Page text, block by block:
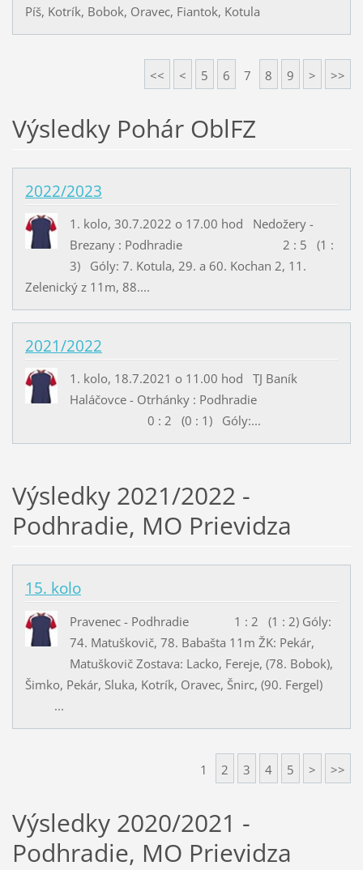
Píš, Kotrík, Bobok, Oravec, Fiantok, Kotula
<< < 5 6 7 8 9 > >>
Výsledky Pohár OblFZ
2022/2023
1. kolo, 30.7.2022 o 17.00 hod Nedožery -
Brezany : Podhradie 2 : 5 (1 :
3) Góly: 7. Kotula, 29. a 60. Kochan 2, 11.
Zelenický z 11m, 88....
2021/2022
1. kolo, 18.7.2021 o 11.00 hod TJ Baník
Haláčovce - Otrhánky : Podhradie
0 : 2 (0 : 1) Góly:...
Výsledky 2021/2022 -
Podhradie, MO Prievidza
15. kolo
Pravenec - Podhradie 1 : 2 (1 : 2) Góly:
74. Matuškovič, 78. Babašta 11m ŽK: Pekár,
Matuškovič Zostava: Lacko, Fereje, (78. Bobok),
Šimko, Pekár, Sluka, Kotrík, Oravec, Šnirc, (90. Fergel)
...
1 2 3 4 5 > >>
Výsledky 2020/2021 -
Podhradie, MO Prievidza